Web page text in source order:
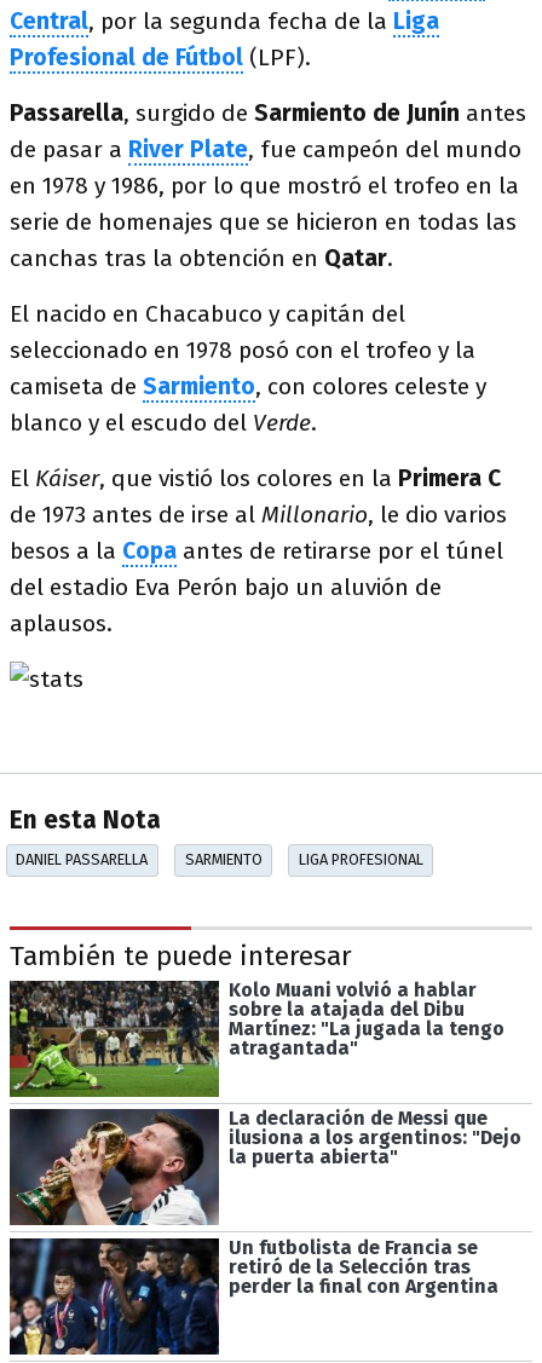
Central, por la segunda fecha de la Liga
Profesional de Fútbol (LPF).
Passarella, surgido de Sarmiento de Junín antes
de pasar a River Plate, fue campeón del mundo
en 1978 y 1986, por lo que mostró el trofeo en la
serie de homenajes que se hicieron en todas las
canchas tras la obtención en Qatar.
El nacido en Chacabuco y capitán del
seleccionado en 1978 posó con el trofeo y la
camiseta de Sarmiento, con colores celeste y
blanco y el escudo del Verde.
El Káiser, que vistió los colores en la Primera C
de 1973 antes de irse al Millonario, le dio varios
besos a la Copa antes de retirarse por el túnel
del estadio Eva Perón bajo un aluvión de
aplausos.
En esta Nota
DANIEL PASSARELLA SARMIENTO LIGA PROFESIONAL
También te puede interesar
Kolo Muani volvió a hablar
sobre la atajada del Dibu
Martínez: "La jugada la tengo
atragantada"
La declaración de Messi que
ilusiona a los argentinos: "Dejo
la puerta abierta"
Un futbolista de Francia se
retiró de la Selección tras
perder la final con Argentina